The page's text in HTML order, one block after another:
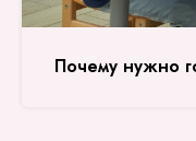
Почему нужно